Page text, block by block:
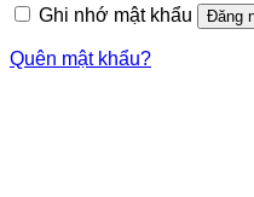
Ghi nhớ mật khẩu
Đăng
Quên mật khẩu?